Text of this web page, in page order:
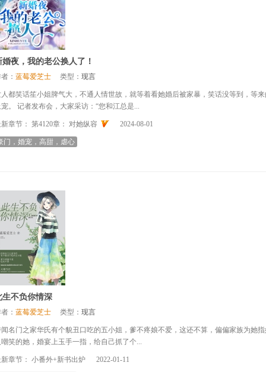
婚夜，我的老公换人了！
： 蓝莓爱芝士 类型： 现言
都笑话笙小姐脾气大，不通人情世故，就等着看她婚后被家暴，笑话没等到，等
。 记者发布会，大家采访：“您和江总是...
章节： 第4120章： 对她纵容 2024-08-01
门，婚宠，高甜，虐心
生不负你情深
： 蓝莓爱芝士 类型： 现言
名门之家华氏有个貌丑口吃的五小姐，爹不疼娘不爱，这还不算，偏偏家族为她
笑的她，婚宴上玉手一指，给自己抓了个...
章节： 小番外+新书出炉 2022-01-11